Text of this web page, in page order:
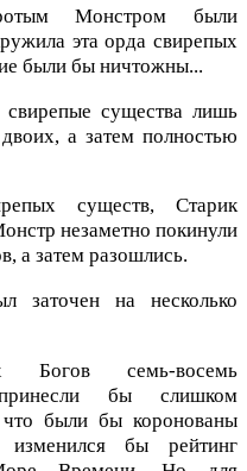
Монстром были
эта орда свирепых
были бы ничтожны...
существа лишь
а затем полностью
существ, Старик
незаметно покинули
а затем разошлись.
заточен на несколько
семь-восемь
бы слишком
что были бы коронованы
бы рейтинг